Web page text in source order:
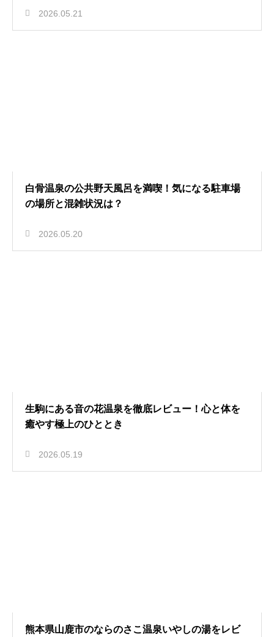
2026.05.21
白骨温泉の公共野天風呂を満喫！気になる駐車場
の場所と混雑状況は？
2026.05.20
生駒にある音の花温泉を徹底レビュー！心と体を
癒やす極上のひととき
2026.05.19
熊本県山鹿市のならのさこ温泉いやしの湯をレビ